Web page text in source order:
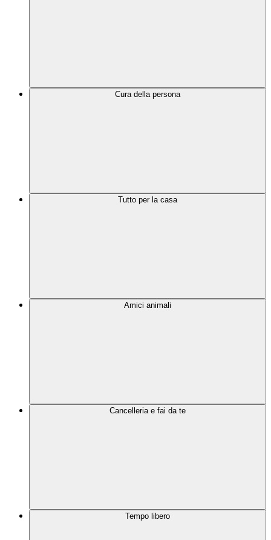
Cura della persona
Tutto per la casa
Amici animali
Cancelleria e fai da te
Tempo libero